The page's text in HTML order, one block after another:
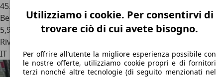
45.830 km
Benzina
5,9 l/100 km (comb.)
Rivenditore
IT 10151Torino - To
Utilizziamo i cookie. Per consentirvi di
trovare ciò di cui avete bisogno.
Per offrire all’utente la migliore esperienza possibile con
le nostre offerte, utilizziamo cookie propri e di fornitori
terzi nonché altre tecnologie (di seguito menzionati nel